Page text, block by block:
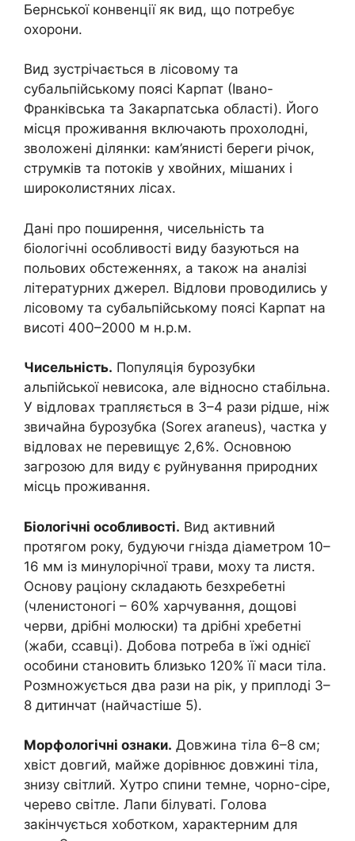
Бернської конвенції як вид, що потребує
охорони.
Вид зустрічається в лісовому та
субальпійському поясі Карпат (Івано-
Франківська та Закарпатська області). Його
місця проживання включають прохолодні,
зволожені ділянки: кам’янисті береги річок,
струмків та потоків у хвойних, мішаних і
широколистяних лісах.
Дані про поширення, чисельність та
біологічні особливості виду базуються на
польових обстеженнях, а також на аналізі
літературних джерел. Відлови проводились у
лісовому та субальпійському поясі Карпат на
висоті 400–2000 м н.р.м.
Чисельність. Популяція бурозубки
альпійської невисока, але відносно стабільна.
У відловах трапляється в 3–4 рази рідше, ніж
звичайна бурозубка (Sorex araneus), частка у
відловах не перевищує 2,6%. Основною
загрозою для виду є руйнування природних
місць проживання.
Біологічні особливості. Вид активний
протягом року, будуючи гнізда діаметром 10–
16 мм із минулорічної трави, моху та листя.
Основу раціону складають безхребетні
(членистоногі – 60% харчування, дощові
черви, дрібні молюски) та дрібні хребетні
(жаби, ссавці). Добова потреба в їжі однієї
особини становить близько 120% її маси тіла.
Розмножується два рази на рік, у приплоді 3–
8 дитинчат (найчастіше 5).
Морфологічні ознаки. Довжина тіла 6–8 см;
хвіст довгий, майже дорівнює довжині тіла,
знизу світлий. Хутро спини темне, чорно-сіре,
черево світле. Лапи білуваті. Голова
закінчується хоботком, характерним для